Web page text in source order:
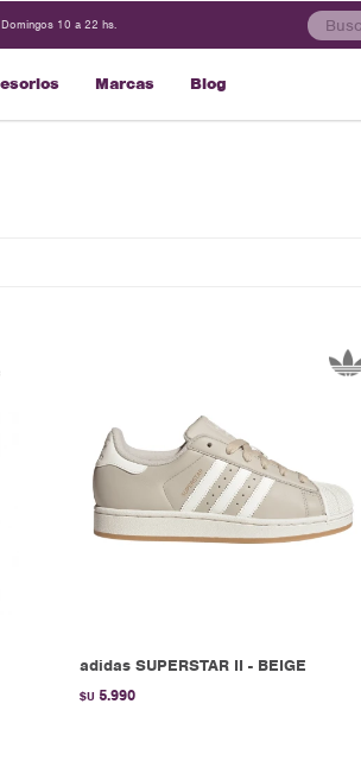
Marcas Blog
10 a 22 hs.
adidas SUPERSTAR II - BEIGE
$U 5.990